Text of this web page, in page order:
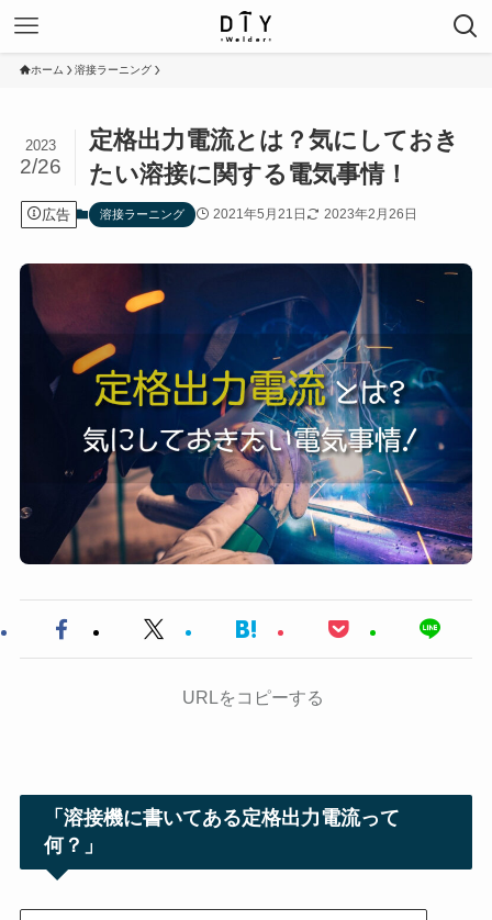
ホーム 溶接ラーニング
定格出力電流とは？気にしておき
たい溶接に関する電気事情！
2023
2/26
広告 溶接ラーニング 2021年5月21日 2023年2月26日
URLをコピーする
「溶接機に書いてある定格出力電流って
何？」